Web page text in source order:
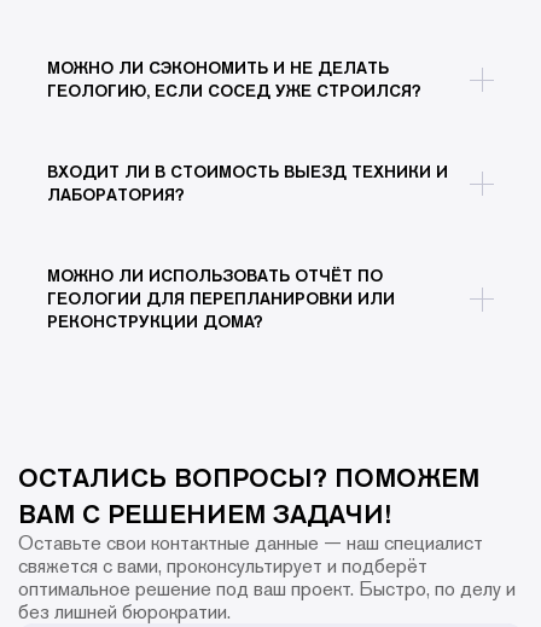
МОЖНО ЛИ СЭКОНОМИТЬ И НЕ ДЕЛАТЬ
ГЕОЛОГИЮ, ЕСЛИ СОСЕД УЖЕ СТРОИЛСЯ?
ВХОДИТ ЛИ В СТОИМОСТЬ ВЫЕЗД ТЕХНИКИ И
ЛАБОРАТОРИЯ?
МОЖНО ЛИ ИСПОЛЬЗОВАТЬ ОТЧЁТ ПО
ГЕОЛОГИИ ДЛЯ ПЕРЕПЛАНИРОВКИ ИЛИ
РЕКОНСТРУКЦИИ ДОМА?
ОСТАЛИСЬ ВОПРОСЫ? ПОМОЖЕМ
ВАМ С РЕШЕНИЕМ ЗАДАЧИ!
Оставьте свои контактные данные — наш специалист
свяжется с вами, проконсультирует и подберёт
оптимальное решение под ваш проект. Быстро, по делу и
без лишней бюрократии.